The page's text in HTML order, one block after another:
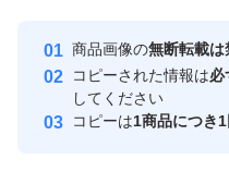
在庫あれば複数個セット
品しています。
評価に悪いがありますが
たり）です。気になる方
取引実績
取引実績◯+
商品画像の無断転載は
コピーされた情報は必
してください
コピーは1商品につき1